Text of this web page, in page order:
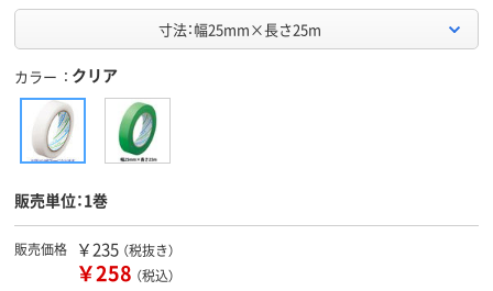
寸法：幅25mm×長さ25m
カラー クリア
販売単位：1巻
販売価格 ￥235 （税抜き）
￥258 （税込）